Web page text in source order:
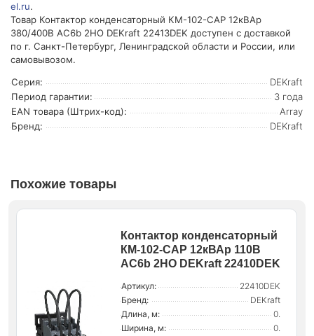
el.ru.
Товар Контактор конденсаторный КМ-102-CAP 12кВАр
380/400В AC6b 2НО DEKraft 22413DEK доступен с доставкой
по г. Санкт-Петербург, Ленинградской области и России, или
самовывозом.
Серия:
DEKraft
Период гарантии:
3 года
EAN товара (Штрих-код):
Array
Бренд:
DEKraft
Похожие товары
Контактор конденсаторный
КМ-102-CAP 12кВАр 110В
AC6b 2НО DEKraft 22410DEK
Артикул:
22410DEK
Бренд:
DEKraft
Длина, м:
0.
Ширина, м:
0.